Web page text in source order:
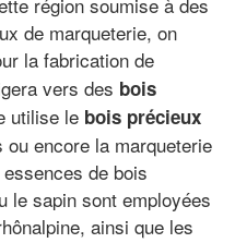
de marqueterie, on
la fabrication de
vers des bois
utilise le bois précieux
encore la marqueterie
de bois
le sapin sont employées
ainsi que les